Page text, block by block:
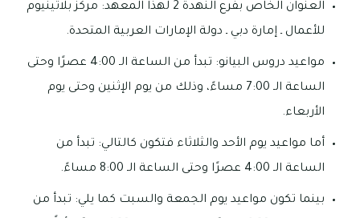
العنوان الخاص بفرع النهدة 2 لهذا المعهد: مركز بلاتينيوم
للأعمال ـ إمارة دبي ـ دولة الإمارات العربية المتحدة.
مواعيد دروس البيانو: تبدأ من الساعة الـ 4:00 عصرًا وحتى
الساعة الـ 7:00 مساءً، وذلك من يوم الإثنين وحتى يوم
الأربعاء.
أما مواعيد يوم الأحد والثلاثاء فتكون كالتالي: تبدأ من
الساعة الـ 4:00 عصرًا وحتى الساعة الـ 8:00 مساءً.
بينما تكون مواعيد يوم الجمعة والسبت كما يلي: تبدأ من